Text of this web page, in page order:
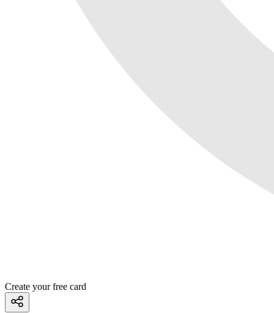
Create your free card